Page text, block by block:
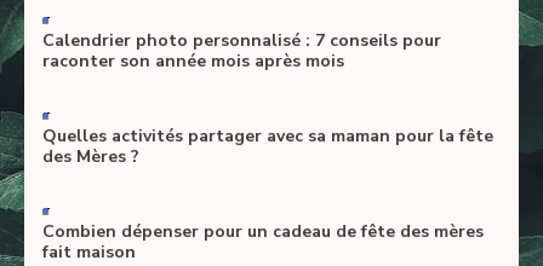
-
Calendrier photo personnalisé : 7 conseils pour
raconter son année mois après mois
-
Quelles activités partager avec sa maman pour la fête
des Mères ?
-
Combien dépenser pour un cadeau de fête des mères
fait maison